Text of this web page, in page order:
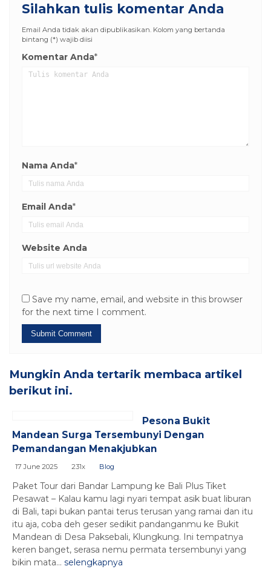
Silahkan tulis komentar Anda
Email Anda tidak akan dipublikasikan. Kolom yang bertanda
bintang (*) wajib diisi
Komentar Anda*
Nama Anda*
Email Anda*
Website Anda
Save my name, email, and website in this browser
for the next time I comment.
Mungkin Anda tertarik membaca artikel
berikut ini.
Pesona Bukit
Mandean Surga Tersembunyi Dengan
Pemandangan Menakjubkan
17 June 2025 231x Blog
Paket Tour dari Bandar Lampung ke Bali Plus Tiket
Pesawat – Kalau kamu lagi nyari tempat asik buat liburan
di Bali, tapi bukan pantai terus terusan yang ramai dan itu
itu aja, coba deh geser sedikit pandanganmu ke Bukit
Mandean di Desa Paksebali, Klungkung. Ini tempatnya
keren banget, serasa nemu permata tersembunyi yang
bikin mata... selengkapnya